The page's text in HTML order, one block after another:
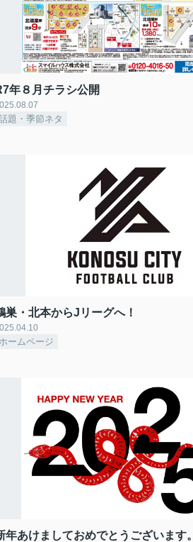
年８月チラシ公開
題・季節ネタ
巣・北本からJリーグへ！
ームページ
年あけましておめでとうございます。